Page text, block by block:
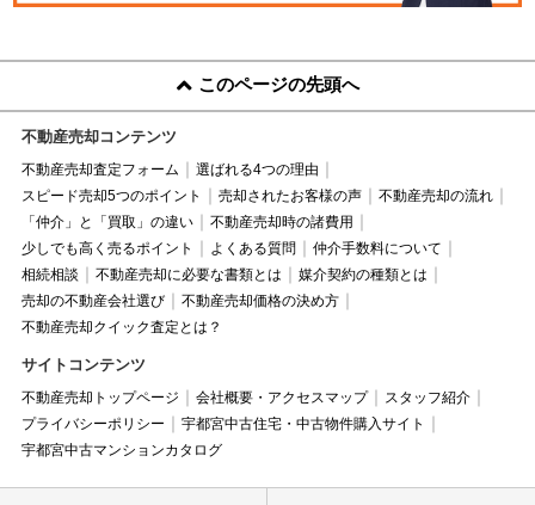
このページの先頭へ
不動産売却コンテンツ
不動産売却査定フォーム
選ばれる4つの理由
スピード売却5つのポイント
売却されたお客様の声
不動産売却の流れ
「仲介」と「買取」の違い
不動産売却時の諸費用
少しでも高く売るポイント
よくある質問
仲介手数料について
相続相談
不動産売却に必要な書類とは
媒介契約の種類とは
売却の不動産会社選び
不動産売却価格の決め方
不動産売却クイック査定とは？
サイトコンテンツ
不動産売却トップページ 会社概要・アクセスマップ
スタッフ紹介
プライバシーポリシー
宇都宮中古住宅・中古物件購入サイト
宇都宮中古マンションカタログ